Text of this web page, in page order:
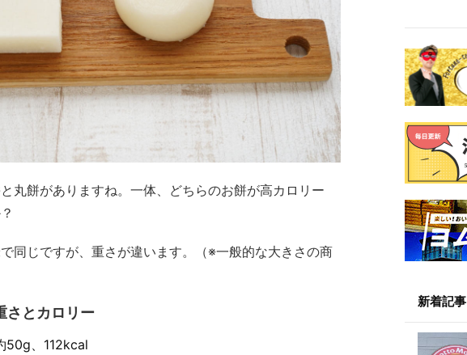
丸餅がありますね。一体、どちらのお餅が高カロリー
同じですが、重さが違います。（※一般的な大きさの商
さとカロリー
50g、112kcal
新着記事